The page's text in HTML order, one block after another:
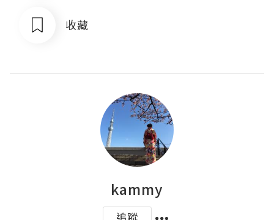
收藏
kammy
追蹤